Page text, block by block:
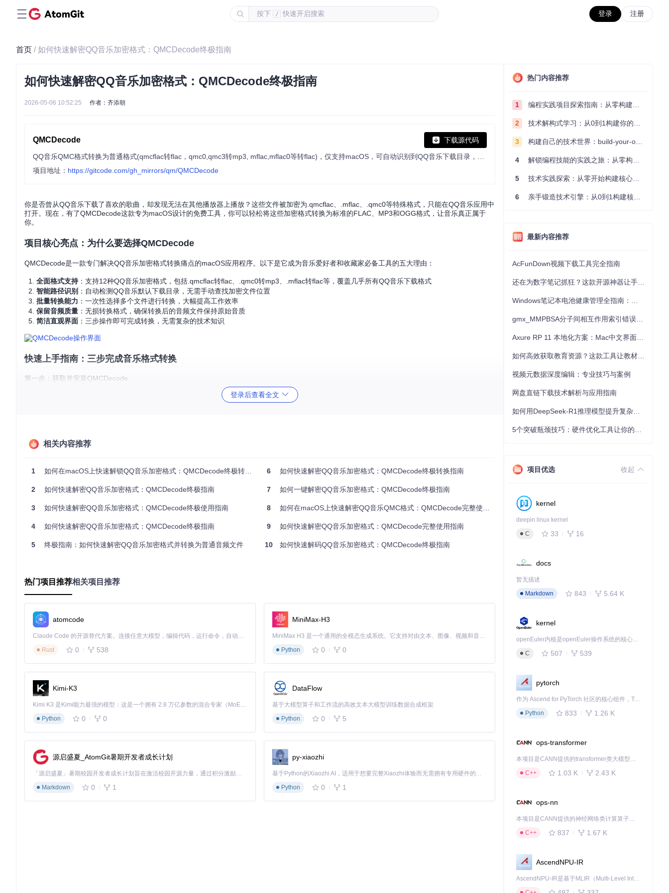
按下 / 快速开启搜索 登录 注册
首页 / 如何快速解密QQ音乐加密格式：QMCDecode终极指南
如何快速解密QQ音乐加密格式：QMCDecode终极指南
2026-05-06 10:52:25 作者：齐添朝
QMCDecode 下载源代码
项目地址： https://gitcode.com/gh_mirrors/qm/QMCDecode
你是否曾从QQ音乐下载了喜欢的歌曲，却发现无法在其他播放器上播放？这些文件被加密为.qmcflac、.mflac、.qmc0等特殊格式，只能在QQ音乐应用中
打开。现在，有了QMCDecode这款专为macOS设计的免费工具，你可以轻松将这些加密格式转换为标准的FLAC、MP3和OGG格式，让音乐真正属于
你。
项目核心亮点：为什么要选择QMCDecode
QMCDecode是一款专门解决QQ音乐加密格式转换痛点的macOS应用程序。以下是它成为音乐爱好者和收藏家必备工具的五大理由：
全面格式支持 ：支持12种QQ音乐加密格式，包括.qmcflac转flac、.qmc0转mp3、.mflac转flac等，覆盖几乎所有QQ音乐下载格式
智能路径识别 ：自动检测QQ音乐默认下载目录，无需手动查找加密文件位置
批量转换能力 ：一次性选择多个文件进行转换，大幅提高工作效率
保留音频质量 ：无损转换格式，确保转换后的音频文件保持原始音质
简洁直观界面 ：三步操作即可完成转换，无需复杂的技术知识
快速上手指南：三步完成音乐格式转换
第一步：获取并安装QMCDecode
首先需要从源码构建QMCDecode应用程序。打开终端，执行以下命令：
第二步：启动并选择加密文件
打开QMCDecode应用程序，界面简洁明了。点击左上角的"Choose File"按钮，软件会自动扫描QQ音乐的默认下载目录。你也可以手动选择包含加密音乐
你的用户名/Library/Containers/com.tencent.QQMusicMac/Data/Library/Application Support/QQMusic。
第三步：设置输出路径并开始转换
确认文件选择和输出路径后，点击右下角的"Start"按钮开始转换。转换过程中，进度条会显示当前处理状态。转换完成后，你可以在输出文件夹中找到标
准格式的音乐文件，现在可以在任何播放器上播放了。
进阶使用技巧与高级功能
自定义转换设置与批量处理
QMCDecode支持批量转换大量文件。你可以一次性选择整个QQ音乐下载目录，软件会自动识别所有支持的加密格式并进行转换。对于音乐收藏家来说，
转换后的文件可能需要重新整理元数据标签。推荐使用kid3这类标签编辑器批量修改歌曲信息，包括艺术家、专辑、封面等。
源码结构与技术实现
如果你对QMCDecode的技术实现感兴趣，可以查看核心解密模块的源码。主要的解密逻辑位于QMCDecode/QMDecoder.swift文件中，这里实现了QQ音
乐加密格式的解密算法。而
则包含了加密算法的具体实现。
对于界面部分，QMCDecode/ViewController.swift管理着用户交互和文件处理流程。了解这些源码有助于你理解软件的工作原理，甚至可以根据自己的需
求进行修改和定制。
常见问题解决与优化建议
如果遇到转换失败的情况，首先检查文件是否完整。QQ音乐的加密文件有时可能下载不完整。确保有足够的磁盘空间用于转换输出，因为FLAC格式的文
件通常较大。
为了提高转换效率，建议在转换前整理文件。将需要转换的文件放在同一个文件夹中，避免软件扫描整个系统。对于大量文件转换，建议分批进行，避免
登录后查看全文
相关内容推荐
1 如何在macOS上快速解锁QQ音乐加密格式：QMCDecode终极转换指南
2 如何快速解密QQ音乐加密格式：QMCDecode终极指南
3 如何快速解密QQ音乐加密格式：QMCDecode终极使用指南
4 如何快速解密QQ音乐加密格式：QMCDecode终极指南
5 终极指南：如何快速解密QQ音乐加密格式并转换为普通音频文件
6 如何快速解密QQ音乐加密格式：QMCDecode终极转换指南
7 如何一键解密QQ音乐加密格式：QMCDecode终极指南
8 如何在macOS上快速解密QQ音乐QMC格式：QMCDecode完整使用指南
9 如何快速解密QQ音乐加密格式：QMCDecode完整使用指南
10 如何快速解码QQ音乐加密格式：QMCDecode终极指南
热门项目推荐相关项目推荐
atomcode
Claude Code 的开源替代方案。连接任意大模型，编辑代码，运行命令，自动验证 — 全自动执行。用 Rust 构建，极致性能。 ｜ An open-source alternative to Claude Code. Connect any LLM, edit code, run commands, and verify changes — autonomously. Built in Rust for speed. Get Started
Rust
0 538
MiniMax-H3
MiniMax H3 是一个通用的全模态生成系统。它支持对由文本、图像、视频和音频组成的多模态上下文进行统一理解，并能生成分辨率高达 2K、时长可达 15 秒的带原生立体声音频的视频。得益于面向任务泛化的系统设计，H3 在预训练阶段就已具备广泛的多模态上下文理解与生成能力，能够出色地执行复杂的多模态指令。
Python
0 0
Kimi-K3
Kimi K3 是Kimi能力最强的模型：这是一个拥有 2.8 万亿参数的混合专家（MoE）模型，具备原生视觉理解能力，并支持 100 万 token 的上下文窗口。
Python
0 0
DataFlow
基于大模型算子和工作流的高效文本大模型训练数据合成框架
Python
0 5
源启盛夏_AtomGit暑期开发者成长计划
「源启盛夏」暑期校园开发者成长计划旨在激活校园开源力量，通过积分激励、认证扶持、资源倾斜等形式，引导高校组织和开发者完成「入驻 — 建项目 — 做贡献 — 获认证 — 得资源」的完整闭环。无论你是想带领社团入驻平台的组织者，还是希望用代码贡献证明自己的开发者，都能在这里找到属于你的成长路径。
Markdown
0 1
py-xiaozhi
基于Python的Xiaozhi AI，适用于想要完整Xiaozhi体验而无需拥有专用硬件的用户。
Python
0 1
热门内容推荐
1 编程实践项目探索指南：从零构建技术能力体系
2 技术解构式学习：从0到1构建你的编程知识体系
3 构建自己的技术世界：build-your-own-x项目的实践探索指南
4 解锁编程技能的实践之旅：从零构建你的技术世界
5 技术实践探索：从零开始构建核心系统的实践指南
6 亲手锻造技术引擎：从0到1构建核心系统的实践指南
最新内容推荐
AcFunDown视频下载工具完全指南
视频元数据深度编辑：专业技巧与案例
网盘直链下载技术解析与应用指南
项目优选 收起
kernel
deepin linux kernel
C
33 16
docs
暂无描述
Markdown
843 5.64 K
kernel
openEuler内核是openEuler操作系统的核心，既是系统性能与稳定性的基石，也是连接处理器、设备与服务的桥梁。
C
507 539
pytorch
作为 Ascend for PyTorch 社区的核心组件，TorchNPU 是昇腾专为 PyTorch 打造的深度学习适配插件，使 PyTorch 框架能够直接调用昇腾 NPU，为开发者提供昇腾 AI 处理器的超强算力。
Python
833 1.26 K
ops-transformer
本项目是CANN提供的transformer类大模型算子库，实现网络在NPU上加速计算。
C++
1.03 K 2.43 K
ops-nn
本项目是CANN提供的神经网络类计算算子库，实现网络在NPU上加速计算。
C++
837 1.67 K
AscendNPU-IR
AscendNPU-IR是基于MLIR（Multi-Level Intermediate Representation）构建的，面向昇腾亲和算子编译时使用的中间表示，提供昇腾完备表达能力，通过编译优化提升昇腾AI处理器计算效率，支持通过生态框架使能昇腾AI处理器与深度调优